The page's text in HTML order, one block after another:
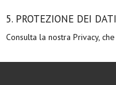
5. PROTEZIONE DEI
Consulta la nostra Privacy,